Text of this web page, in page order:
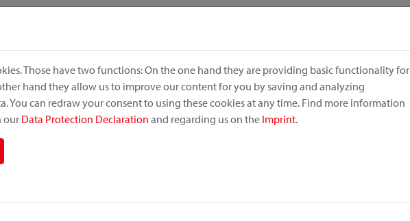
Those have two functions: On the one hand they are providing basic functionality for
hand they allow us to improve our content for you by saving and analyzing
You can redraw your consent to using these cookies at any time. Find more information
our Data Protection Declaration and regarding us on the Imprint.